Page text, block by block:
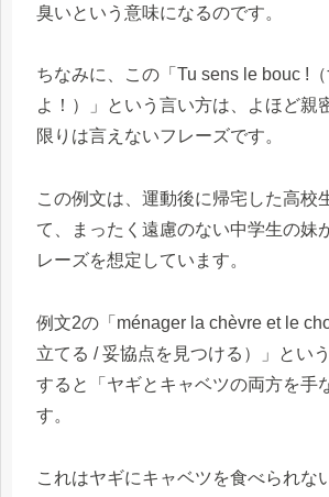
臭いという意味になるのです。
ちなみに、この「Tu sens le bouc !
よ！）」という言い方は、よほど親
限りは言えないフレーズです。
この例文は、運動後に帰宅した高校
て、まったく遠慮のない中学生の妹
レーズを想定しています。
例文2の「ménager la chèvre et le
立てる / 妥協点を見つける）」とい
すると「ヤギとキャベツの両方を手
す。
これはヤギにキャベツを食べられな